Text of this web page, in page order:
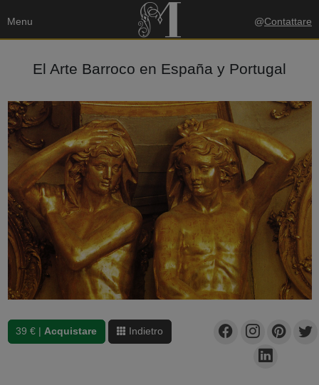
Menu @Contattare
El Arte Barroco en España y Portugal
39 € | Acquistare Indietro